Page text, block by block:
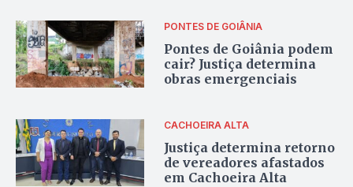
PONTES DE GOIÂNIA
Pontes de Goiânia podem
cair? Justiça determina
obras emergenciais
CACHOEIRA ALTA
Justiça determina retorno
de vereadores afastados
em Cachoeira Alta